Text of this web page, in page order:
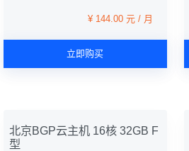
¥ 144.00 元 / 月
立即购买
北京BGP云主机 16核 32GB F
型